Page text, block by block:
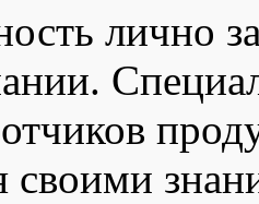
лично
своими